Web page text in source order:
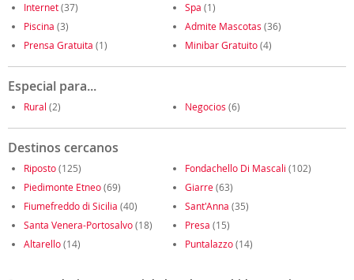
Internet(37) Spa (1)
Piscina (3) Admite Mascotas (36)
Prensa Gratuita (1) Minibar Gratuito(4)
Especial para...
Rural (2) Negocios (6)
Destinos cercanos
Riposto(125) Fondachello Di Mascali (102)
Piedimonte Etneo(69) Giarre(63)
Fiumefreddo di Sicilia (40) Sant'Anna (35)
Santa Venera-Portosalvo(18) Presa (15)
Altarello(14) Puntalazzo(14)